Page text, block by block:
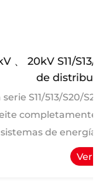
Transformador
aceite
de
son aplicables a
voltaje de trabajo